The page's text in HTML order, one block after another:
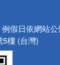
假日依網站
樓 (台灣)